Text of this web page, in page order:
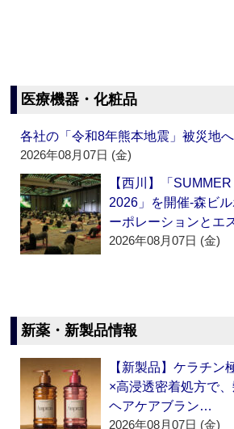
医療機器・化粧品
各社の「令和8年熊本地震」被災地
2026年08月07日 (金)
【西川】「
2026」を開催‐森ビ
ーポレーションとエ
2026年08月07日 (金)
新薬・新製品情報
【新製品】ケラチン
×高浸透密着処方で
ヘアケアブラン…
2026年08月07日 (金)